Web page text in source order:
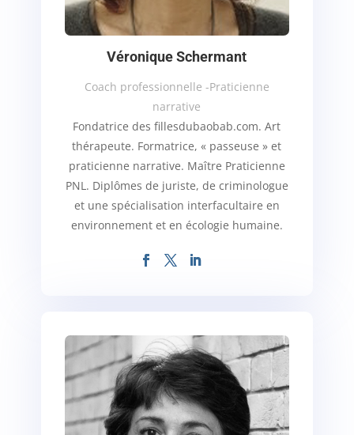
Véronique Schermant
Coach professionnelle -Praticienne
narrative
Fondatrice des fillesdubaobab.com. Art
thérapeute. Formatrice, « passeuse » et
praticienne narrative. Maître Praticienne
PNL. Diplômes de juriste, de criminologue
et une spécialisation interfacultaire en
environnement et en écologie humaine.